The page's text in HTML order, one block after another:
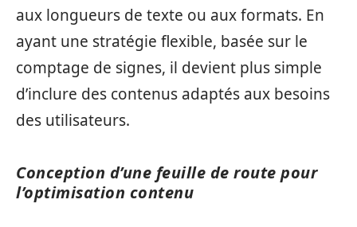
aux longueurs de texte ou aux formats. En
ayant une stratégie flexible, basée sur le
comptage de signes, il devient plus simple
d’inclure des contenus adaptés aux besoins
des utilisateurs.
Conception d’une feuille de route pour
l’optimisation contenu